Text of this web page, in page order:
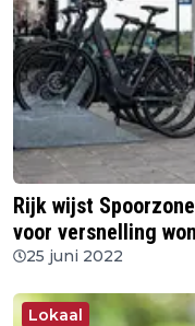
Rijk wijst
voor versnelling
25 juni 2022
Lokaal